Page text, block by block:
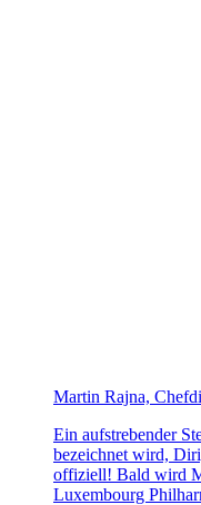
Martin Rajna,
Ein aufstrebender
bezeichnet wird,
offiziell! Bald wird
Luxembourg